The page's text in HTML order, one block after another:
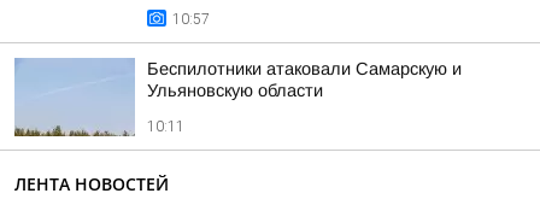
10:57
Беспилотники атаковали Самарскую и
Ульяновскую области
10:11
ЛЕНТА НОВОСТЕЙ